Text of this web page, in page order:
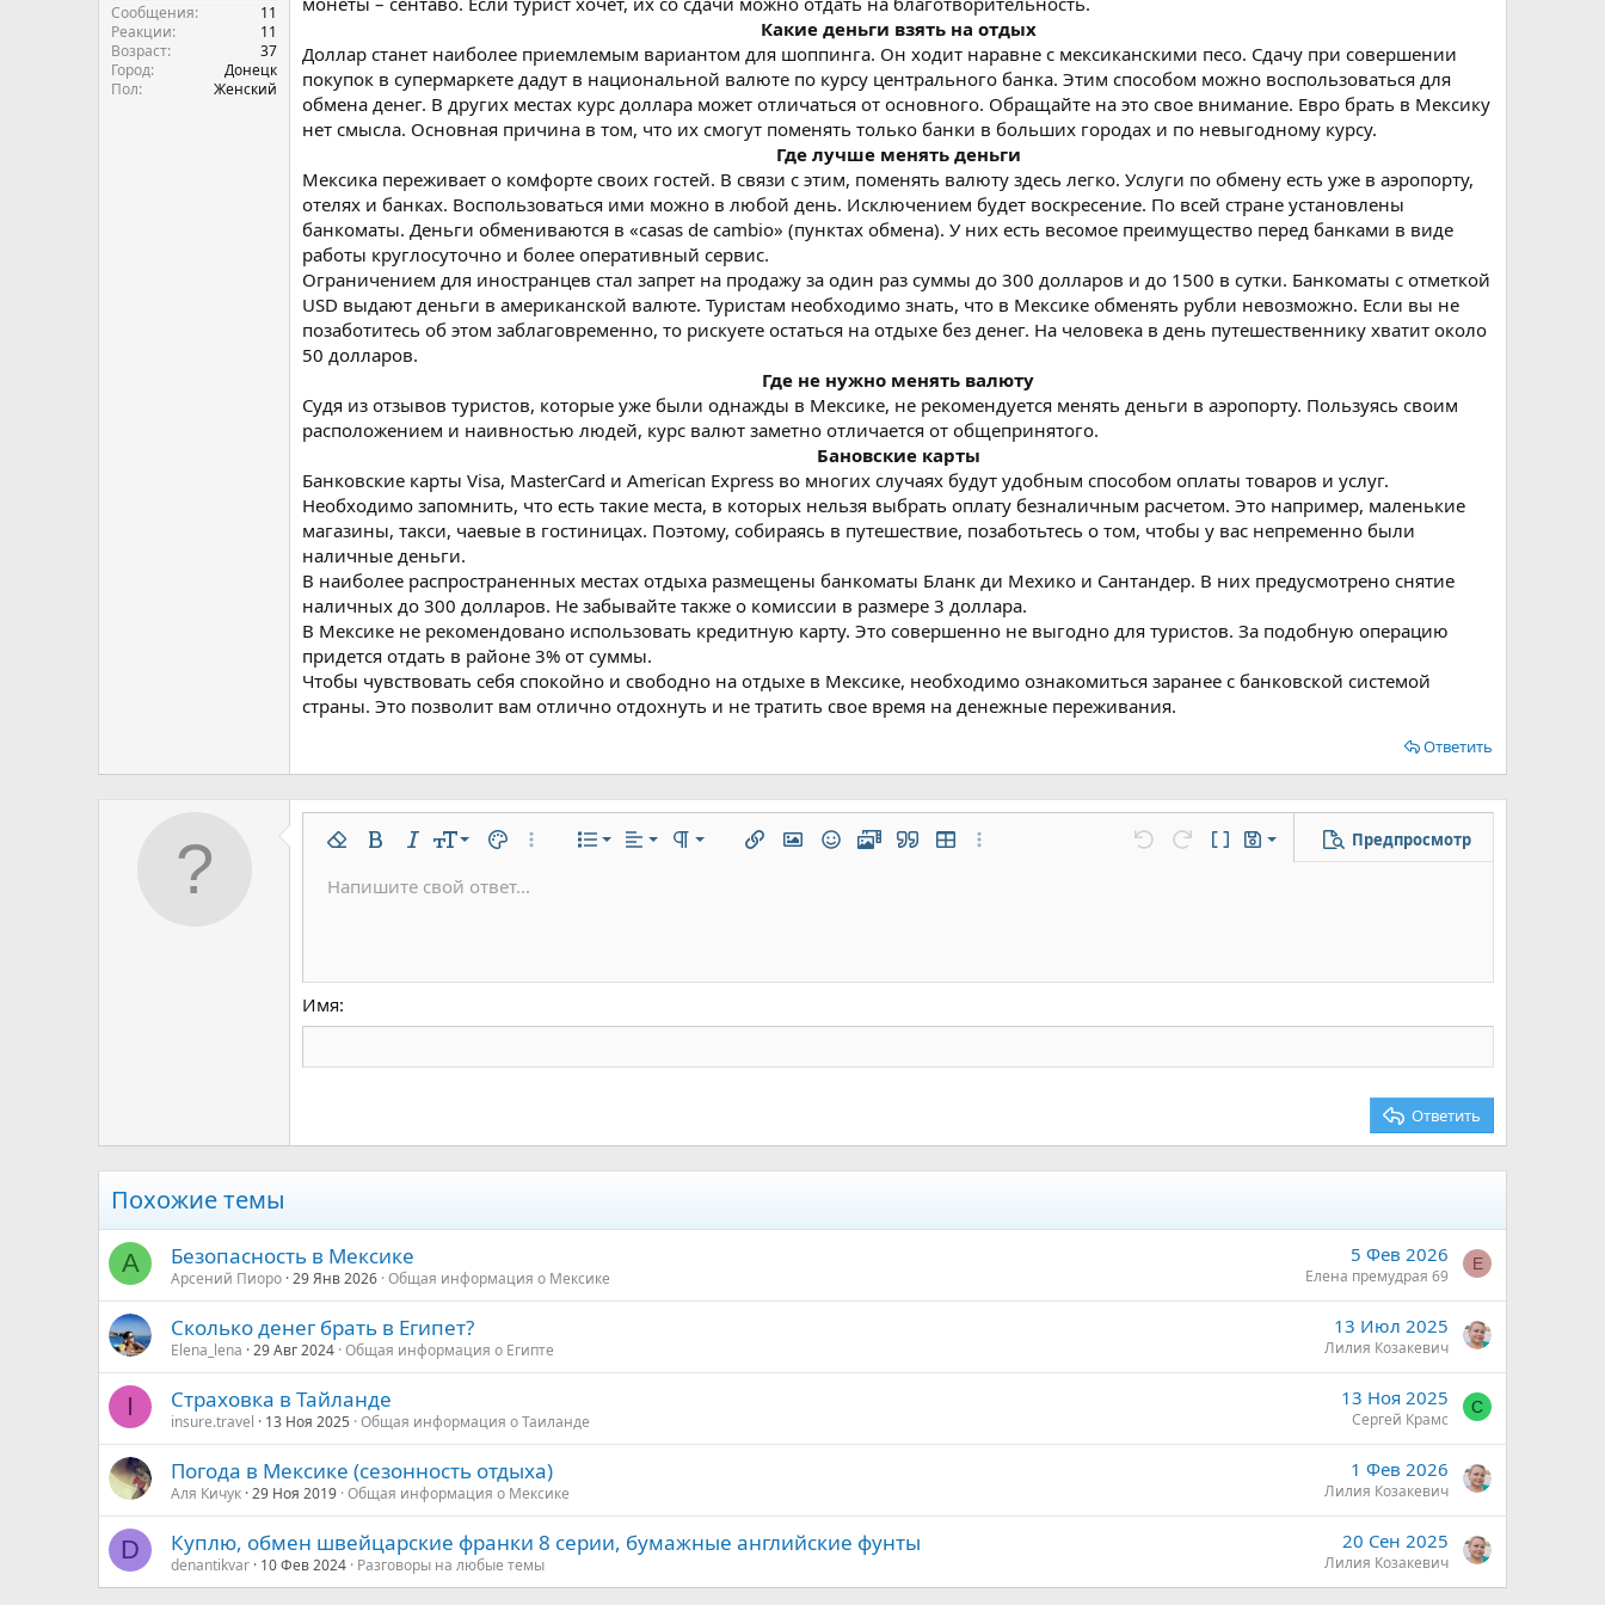
Сообщения
11
Реакции
11
Возраст
37
Город
Донецк
Пол
Женский
Какие деньги взять на отдых
Доллар станет наиболее приемлемым вариантом для шоппинга. Он ходит наравне с мексиканскими песо. Сдачу при совершении
покупок в супермаркете дадут в национальной валюте по курсу центрального банка. Этим способом можно воспользоваться для
обмена денег. В других местах курс доллара может отличаться от основного. Обращайте на это свое внимание. Евро брать в Мексику
нет смысла. Основная причина в том, что их смогут поменять только банки в больших городах и по невыгодному курсу.
Где лучше менять деньги
Мексика переживает о комфорте своих гостей. В связи с этим, поменять валюту здесь легко. Услуги по обмену есть уже в аэропорту,
отелях и банках. Воспользоваться ими можно в любой день. Исключением будет воскресение. По всей стране установлены
банкоматы. Деньги обмениваются в «casas de cambio» (пунктах обмена). У них есть весомое преимущество перед банками в виде
работы круглосуточно и более оперативный сервис.
Ограничением для иностранцев стал запрет на продажу за один раз суммы до 300 долларов и до 1500 в сутки. Банкоматы с отметкой
USD выдают деньги в американской валюте. Туристам необходимо знать, что в Мексике обменять рубли невозможно. Если вы не
позаботитесь об этом заблаговременно, то рискуете остаться на отдыхе без денег. На человека в день путешественнику хватит около
50 долларов.
Где не нужно менять валюту
Судя из отзывов туристов, которые уже были однажды в Мексике, не рекомендуется менять деньги в аэропорту. Пользуясь своим
расположением и наивностью людей, курс валют заметно отличается от общепринятого.
Бановские карты
Банковские карты Visa, MasterCard и American Express во многих случаях будут удобным способом оплаты товаров и услуг.
Необходимо запомнить, что есть такие места, в которых нельзя выбрать оплату безналичным расчетом. Это например, маленькие
магазины, такси, чаевые в гостиницах. Поэтому, собираясь в путешествие, позаботьтесь о том, чтобы у вас непременно были
наличные деньги.
В наиболее распространенных местах отдыха размещены банкоматы Бланк ди Мехико и Сантандер. В них предусмотрено снятие
наличных до 300 долларов. Не забывайте также о комиссии в размере 3 доллара.
В Мексике не рекомендовано использовать кредитную карту. Это совершенно не выгодно для туристов. За подобную операцию
придется отдать в районе 3% от суммы.
Чтобы чувствовать себя спокойно и свободно на отдыхе в Мексике, необходимо ознакомиться заранее с банковской системой
страны. Это позволит вам отлично отдохнуть и не тратить свое время на денежные переживания.
Ответить
Удалить форматирование
ЖирныйКурсивРазмер шрифта
9
10
18
22
26
Цвет текста
Дополнительно...
СписокНумерованный список
Выравнивание
По левому краюФормат параграфа
Обычный
Заголовок 3
Вставить ссылку
Вставить изображение
СмайлыМедиаЦитатаВставить таблицу
Дополнительно... Отменить
Повторить
Переключить режим работы редактора
Черновики
Сохранить черновик
Предпросмотр
Шрифт Arial
Tahoma
Times New Roman
Зачёркнутый
Подчёркнутый
Однострочный код
Однострочный спойлер
Вставить горизонтальную линию
Спойлер
Код
Напишите свой ответ...
Имя
Ответить
Похожие темы
А Безопасность в Мексике
Арсений Пиоро 29 Янв 2026 Общая информация о Мексике
5 Фев 2026
Елена премудрая 69
Е
Сколько денег брать в Египет?
Elena_lena 29 Авг 2024 Общая информация о Египте
13 Июл 2025
Лилия Козакевич
I Страховка в Тайланде
insure.travel 13 Ноя 2025 Общая информация о Таиланде
13 Ноя 2025
Сергей Крамс
С
Погода в Мексике (сезонность отдыха)
Аля Кичук 29 Ноя 2019 Общая информация о Мексике
1 Фев 2026
Лилия Козакевич
D Куплю, обмен швейцарские франки 8 серии, бумажные английские фунты
denantikvar 10 Фев 2024 Разговоры на любые темы
20 Сен 2025
Лилия Козакевич